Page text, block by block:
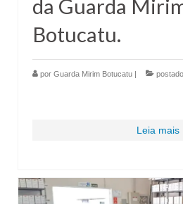
da Guarda
Botucatu.
por Guarda Mirim Botucatu
Leia mais